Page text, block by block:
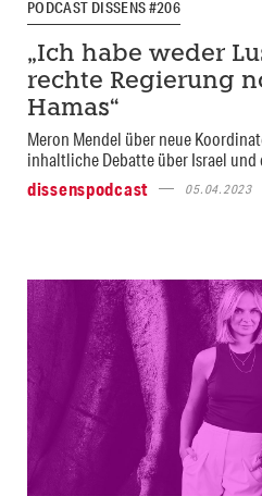
PODCAST DISSENS #206
„Ich habe weder
rechte Regierung
Hamas“
Meron Mendel über neue
inhaltliche Debatte über Israel
dissenspodcast
05.04.2023